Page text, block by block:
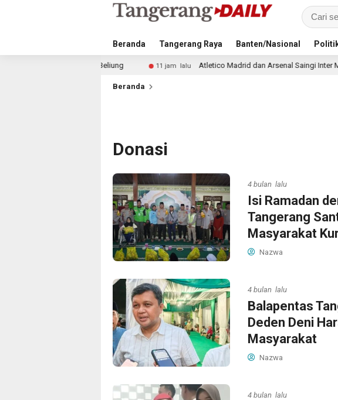
Beranda Tangerang Raya Banten/Nasional
11 jam lalu Atletico Madrid dan Arsenal Saingi Inter Milan dalam Perburuan
Beranda
Donasi
4 bulan lalu
Isi Ramadan
Tangerang
Masyarakat
Nazwa
4 bulan lalu
Balapentas
Deden Deni
Masyarakat
Nazwa
4 bulan lalu